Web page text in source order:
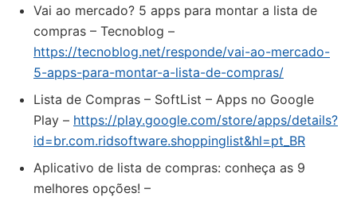
Vai ao mercado? 5 apps para montar a lista de
compras – Tecnoblog –
https://tecnoblog.net/responde/vai-ao-mercado-
5-apps-para-montar-a-lista-de-compras/
Lista de Compras – SoftList – Apps no Google
Play – https://play.google.com/store/apps/details?
id=br.com.ridsoftware.shoppinglist&hl=pt_BR
Aplicativo de lista de compras: conheça as 9
melhores opções! –